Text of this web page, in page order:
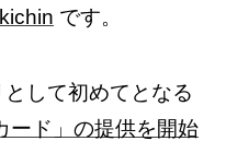
です。
して初めてとなる
ード」の提供を開始